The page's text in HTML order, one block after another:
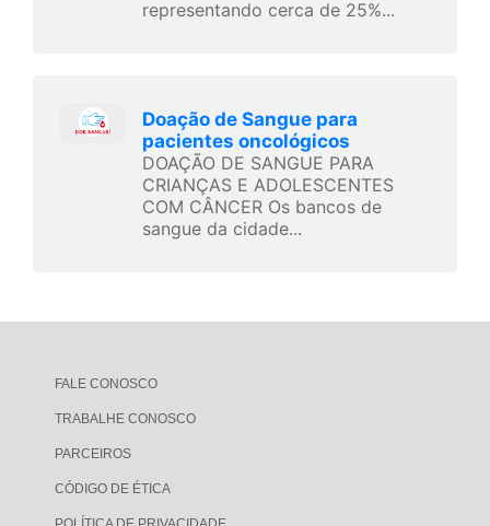
representando cerca de 25%...
Doação de Sangue para
pacientes oncológicos
DOAÇÃO DE SANGUE PARA
CRIANÇAS E ADOLESCENTES
COM CÂNCER Os bancos de
sangue da cidade...
FALE CONOSCO
TRABALHE CONOSCO
PARCEIROS
CÓDIGO DE ÉTICA